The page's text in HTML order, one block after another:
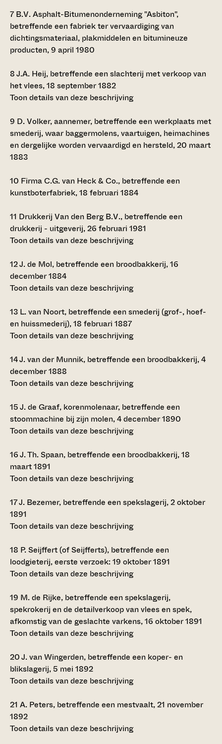
7 B.V. Asphalt-Bitumenonderneming "Asbiton",
betreffende een fabriek ter vervaardiging van
dichtingsmateriaal, plakmiddelen en bitumineuze
producten, 9 april 1980
8J.A. Heij, betreffende een slachterij met verkoop van
het vlees, 18 september 1882
Toon details van deze beschrijving
9 D. Volker, aannemer, betreffende een werkplaats met
smederij, waar baggermolens, vaartuigen, heimachines
en dergelijke worden vervaardigd en hersteld, 20 maart
1883
10 Firma C.G. van Heck & Co., betreffende een
kunstboterfabriek, 18 februari 1884
11 Drukkerij Van den Berg B.V., betreffende een
drukkerij - uitgeverij, 26 februari 1981
Toon details van deze beschrijving
12J. de Mol, betreffende een broodbakkerij, 16
december 1884
Toon details van deze beschrijving
13 L. van Noort, betreffende een smederij (grof-, hoef-
en huissmederij), 18 februari 1887
Toon details van deze beschrijving
14J. van der Munnik, betreffende een broodbakkerij, 4
december 1888
Toon details van deze beschrijving
15J. de Graaf, korenmolenaar, betreffende een
stoommachine bij zijn molen, 4 december 1890
Toon details van deze beschrijving
16J. Th. Spaan, betreffende een broodbakkerij, 18
maart 1891
Toon details van deze beschrijving
17J. Bezemer, betreffende een spekslagerij, 2 oktober
1891
Toon details van deze beschrijving
18 P. Seijffert (of Seijfferts), betreffende een
loodgieterij, eerste verzoek: 19 oktober 1891
Toon details van deze beschrijving
19 M. de Rijke, betreffende een spekslagerij,
spekrokerij en de detailverkoop van vlees en spek,
afkomstig van de geslachte varkens, 16 oktober 1891
Toon details van deze beschrijving
20J. van Wingerden, betreffende een koper- en
blikslagerij, 5 mei 1892
Toon details van deze beschrijving
21 A. Peters, betreffende een mestvaalt, 21 november
1892
Toon details van deze beschrijving